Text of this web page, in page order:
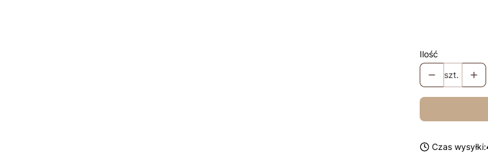
Ilość
szt.
Czas wysyłki: